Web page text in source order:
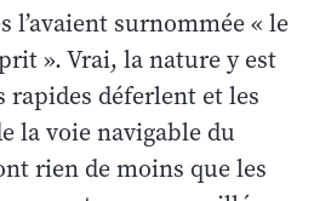
l’avaient surnommée « le
». Vrai, la nature y est
rapides déferlent et les
la voie navigable du
rien de moins que les